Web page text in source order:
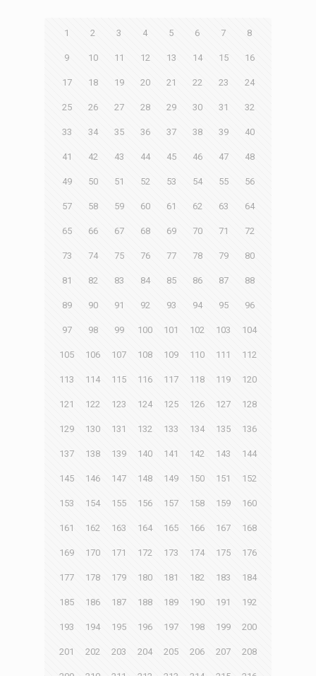
1 2 3 4 5 6 7 8
9 10 11 12 13 14 15 16
17 18 19 20 21 22 23 24
25 26 27 28 29 30 31 32
33 34 35 36 37 38 39 40
41 42 43 44 45 46 47 48
49 50 51 52 53 54 55 56
57 58 59 60 61 62 63 64
65 66 67 68 69 70 71 72
73 74 75 76 77 78 79 80
81 82 83 84 85 86 87 88
89 90 91 92 93 94 95 96
97 98 99 100 101 102 103 104
105 106 107 108 109 110 111 112
113 114 115 116 117 118 119 120
121 122 123 124 125 126 127 128
129 130 131 132 133 134 135 136
137 138 139 140 141 142 143 144
145 146 147 148 149 150 151 152
153 154 155 156 157 158 159 160
161 162 163 164 165 166 167 168
169 170 171 172 173 174 175 176
177 178 179 180 181 182 183 184
185 186 187 188 189 190 191 192
193 194 195 196 197 198 199 200
201 202 203 204 205 206 207 208